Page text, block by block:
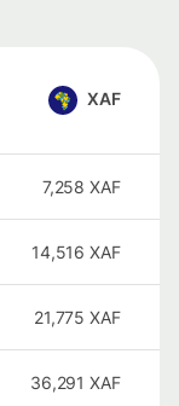
XAF
7,258 XAF
14,516 XAF
21,775 XAF
36,291 XAF